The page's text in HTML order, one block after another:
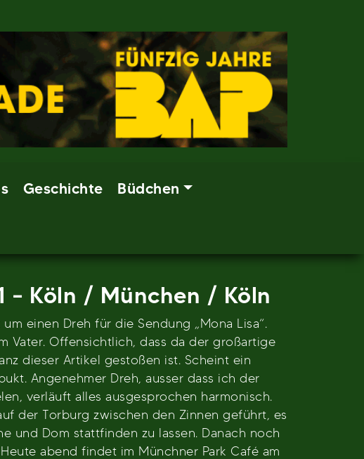
Geschichte Büdchen
– Köln / München / Köln
einen Dreh für die Sendung „Mona Lisa“.
Vater. Offensichtlich, dass da der großartige
dieser Artikel gestoßen ist. Scheint ein
Angenehmer Dreh, ausser dass ich der
verläuft alles ausgesprochen harmonisch.
der Torburg zwischen den Zinnen geführt, es
und Dom stattfinden zu lassen. Danach noch
abend findet im Münchner Park Café am